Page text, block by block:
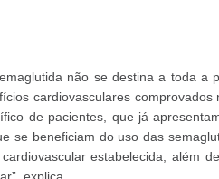
não se destina a toda a
cardiovasculares
de pacientes, que já
se beneficiam do uso das
estabelecida, além